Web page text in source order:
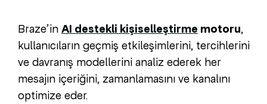
Braze’in AI destekli kişiselleştirme motoru,
kullanıcıların geçmiş etkileşimlerini, tercihlerini
ve davranış modellerini analiz ederek her
mesajın içeriğini, zamanlamasını ve kanalını
optimize eder.